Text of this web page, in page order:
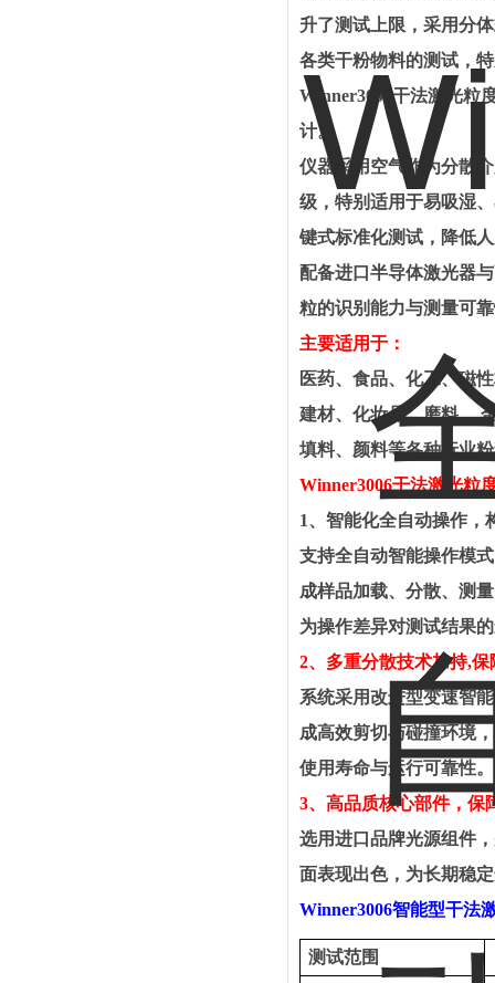
升了测试上限，采用分
各类干粉物料的测试，
W
inner3006干法激光粒
计。
仪器采用空气作为分散
级，特别适用于易吸湿
键式标准化测试，降低
配备进口半导体激光器
粒的识别能力与测量可
主要适用于 ：
医药、食品、化工、磁
建材、化妆品、磨料、
填料、颜料等各种行业
Winner3006干法激光粒
1、智能化全自动操作，
支持全自动智能操作模
成样品加载、分散、测
为操作差异对测试结果
2、多重分散技术加持,
系统采用改进型变速智
成高效剪切与碰撞环境
使用寿命与运行可靠性。
3、高品质核心部件，保
选用进口品牌光源组件
面表现出色，为长期稳
Winner3006智能型干法
测试范围